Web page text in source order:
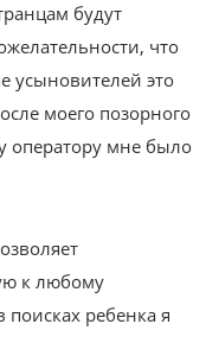
будут
что
усыновителей это
моего позорного
оператору мне было
к любому
поисках ребенка я